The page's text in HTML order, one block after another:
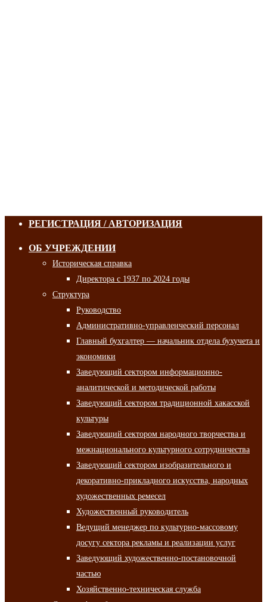
РЕГИСТРАЦИЯ / АВТОРИЗАЦИЯ
ОБ УЧРЕЖДЕНИИ
Историческая справка
Директора с 1937 по 2024 годы
Структура
Руководство
Административно-управленческий персонал
Главный бухгалтер — начальник отдела бухучета и
экономики
Заведующий сектором информационно-
аналитической и методической работы
Заведующий сектором традиционной хакасской
культуры
Заведующий сектором народного творчества и
межнационального культурного сотрудничества
Заведующий сектором изобразительного и
декоративно-прикладного искусства, народных
художественных ремесел
Художественный руководитель
Ведущий менеджер по культурно-массовому
досугу сектора рекламы и реализации услуг
Заведующий художественно-постановочной
частью
Хозяйственно-техническая служба